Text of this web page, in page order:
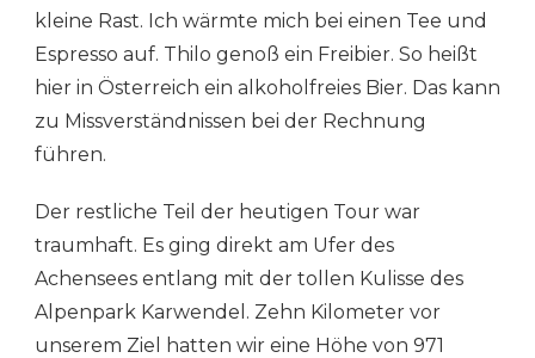
kleine Rast. Ich wärmte mich bei einen Tee und
Espresso auf. Thilo genoß ein Freibier. So heißt
hier in Österreich ein alkoholfreies Bier. Das kann
zu Missverständnissen bei der Rechnung
führen.
Der restliche Teil der heutigen Tour war
traumhaft. Es ging direkt am Ufer des
Achensees entlang mit der tollen Kulisse des
Alpenpark Karwendel. Zehn Kilometer vor
unserem Ziel hatten wir eine Höhe von 971